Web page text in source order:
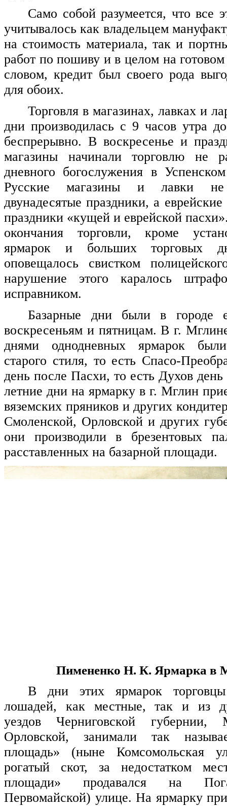
Само собой разумеется, что все
учитывалось как владельцем
на стоимость материала, так и
работ по пошиву и в целом на
словом, кредит был своего рода
для обоих.
Торговля в магазинах, лавках и
дни производилась с 9 часов утра
беспрерывно. В воскресенье и
магазины начинали торговлю не
дневного богослужения в
Русские магазины и лавки
двунадесятые праздники, а
праздники «кущей и еврейской
окончания торговли, кроме
ярмарок и больших торговых
оповещалось свистком
нарушение этого каралось
исправником.
Базарные дни были в городе
воскресеньям и пятницам. В г.
днями однодневных ярмарок
старого стиля, то есть Спасо-
день после Пасхи, то есть Духов
летние дни на ярмарку в г. Мглин
вяземских пряников и других
Смоленской, Орловской и других
они производили в брезентовых
расставленных на базарной площади.
Пимененко Н. К. Ярмарка в
В дни этих ярмарок
лошадей, как местные, так и из
уездов Черниговской губернии,
Орловской, занимали так
площадь» (ныне Комсомольская
рогатый скот, за недостатком
площади» продавался на
Первомайской) улице. На ярмарку